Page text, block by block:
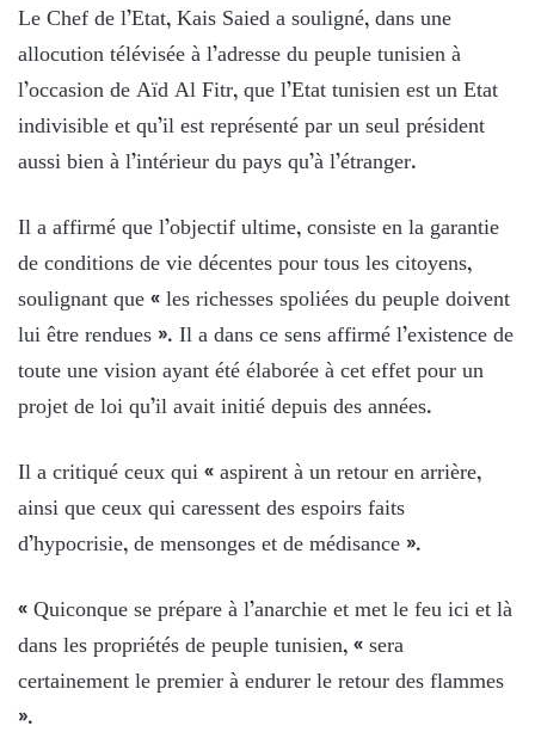
Le Chef de l’Etat, Kais Saied a souligné, dans une
allocution télévisée à l’adresse du peuple tunisien à
l’occasion de Aïd Al Fitr, que l’Etat tunisien est un Etat
indivisible et qu’il est représenté par un seul président
aussi bien à l’intérieur du pays qu’à l’étranger.
Il a affirmé que l’objectif ultime, consiste en la garantie
de conditions de vie décentes pour tous les citoyens,
soulignant que « les richesses spoliées du peuple doivent
lui être rendues ». Il a dans ce sens affirmé l’existence de
toute une vision ayant été élaborée à cet effet pour un
projet de loi qu’il avait initié depuis des années.
Il a critiqué ceux qui « aspirent à un retour en arrière,
ainsi que ceux qui caressent des espoirs faits
d’hypocrisie, de mensonges et de médisance ».
« Quiconque se prépare à l’anarchie et met le feu ici et là
dans les propriétés de peuple tunisien, « sera
certainement le premier à endurer le retour des flammes
».